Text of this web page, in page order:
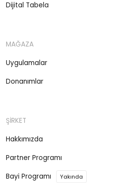
Dijital Tabela
MAĞAZA
Uygulamalar
Donanımlar
ŞİRKET
Hakkımızda
Partner Programı
Bayi Programı
Yakında